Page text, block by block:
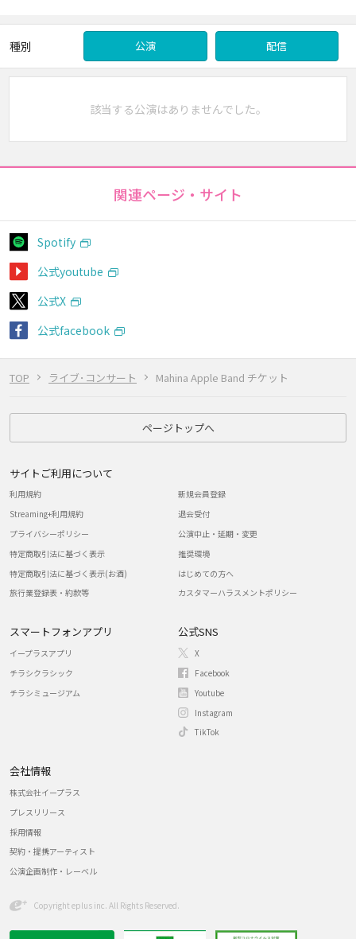
TOP ライブ･コンサート Mahina Apple Band チケット
種別 公演 配信
該当する公演はありませんでした。
関連ページ・サイト
Spotify
公式youtube
公式X
公式facebook
ページトップへ
サイトご利用について
利用規約
Streaming+利用規約
プライバシーポリシー
特定商取引法に基づく表示
特定商取引法に基づく表示(お酒)
旅行業登録表・約款等
新規会員登録
退会受付
公演中止・延期・変更
推奨環境
はじめての方へ
カスタマーハラスメントポリシー
スマートフォンアプリ
イープラスアプリ
チラシクラシック
チラシミュージアム
公式SNS
X
Facebook
Youtube
Instagram
TikTok
会社情報
株式会社イープラス
プレスリリース
採用情報
契約・提携アーティスト
公演企画制作・レーベル
Copyright eplus inc. All Rights Reserved.